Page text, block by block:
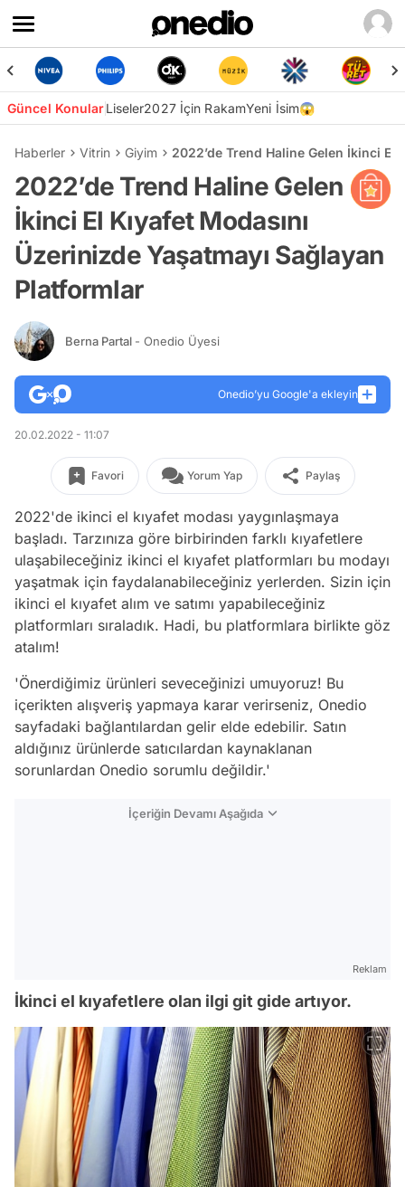
Güncel KonularLiseler2027 İçin RakamYeni İsim😱
Haberler Vitrin Giyim 2022’de Trend Haline Gelen İkinci El
2022’de Trend Haline Gelen
İkinci El Kıyafet Modasını
Üzerinizde Yaşatmayı Sağlayan
Platformlar
Berna Partal - Onedio Üyesi
Onedio’yu Google'a ekleyin
20.02.2022 - 11:07
Favori Yorum Yap Paylaş
2022'de ikinci el kıyafet modası yaygınlaşmaya
başladı. Tarzınıza göre birbirinden farklı kıyafetlere
ulaşabileceğiniz ikinci el kıyafet platformları bu modayı
yaşatmak için faydalanabileceğiniz yerlerden. Sizin için
ikinci el kıyafet alım ve satımı yapabileceğiniz
platformları sıraladık. Hadi, bu platformlara birlikte göz
atalım!
'Önerdiğimiz ürünleri seveceğinizi umuyoruz! Bu
içerikten alışveriş yapmaya karar verirseniz, Onedio
sayfadaki bağlantılardan gelir elde edebilir. Satın
aldığınız ürünlerde satıcılardan kaynaklanan
sorunlardan Onedio sorumlu değildir.'
İçeriğin Devamı Aşağıda
Reklam
İkinci el kıyafetlere olan ilgi git gide artıyor.